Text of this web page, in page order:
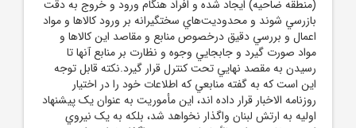
(منطقه ضاحيه) ايجاد شده و افراد هنگام ورود و خروج به دقت
بازرسي شوند و محدوديت‌هاي سختگيرانه بر ورود کالاها و مواد
اعمال و بررسي دقيق درخصوص منابع و مقاصد اين کالاها و
مواد صورت گيرد و جابجايي وجوه و نظارت بر منابع آنها تا
رسيدن به مقصد نهايي تحت کنترل قرار گيرد.نکته قابل توجه
اين است که به گفته منابعي که اطلاعات خود را در اختيار
روزنامه الاخبار قرار داده اند، اين مأموريت به عنوان يک پيشنهاد
اوليه به ارتش لبنان واگذار نخواهد شد، بلکه به يک نيروي